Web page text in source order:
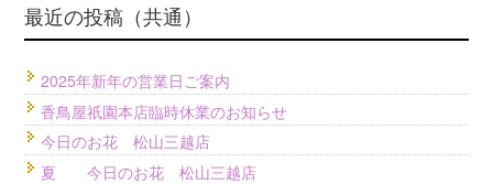
最近の投稿（共通）
2025年新年の営業日ご案内
香鳥屋祇園本店臨時休業のお知らせ
今日のお花 松山三越店
夏 今日のお花 松山三越店